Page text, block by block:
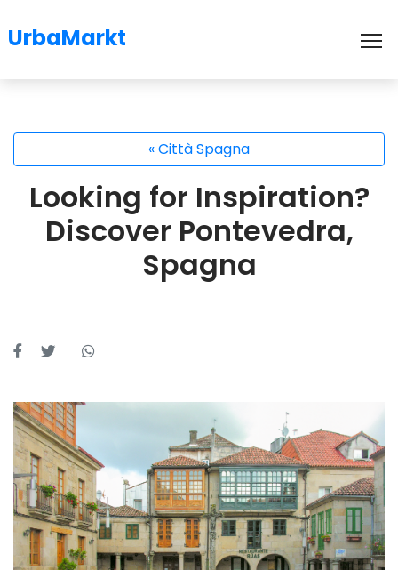
UrbaMarkt
« Città Spagna
Looking for Inspiration?
Discover Pontevedra,
Spagna